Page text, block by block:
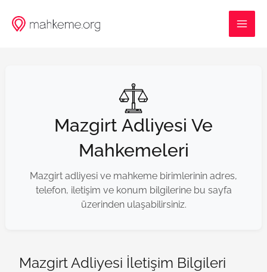
atla
Mazgirt Adliyesi Ve
Mahkemeleri
Mazgirt adliyesi ve mahkeme birimlerinin adres,
telefon, iletişim ve konum bilgilerine bu sayfa
üzerinden ulaşabilirsiniz.
Mazgirt Adliyesi İletişim Bilgileri